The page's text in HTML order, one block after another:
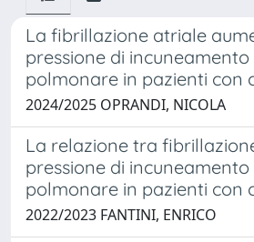
La fibrillazione atriale
pressione di
polmonare in pazienti con
2024/2025 OPRANDI, NICOLA
La relazione tra
pressione di
polmonare in pazienti con
2022/2023 FANTINI, ENRICO